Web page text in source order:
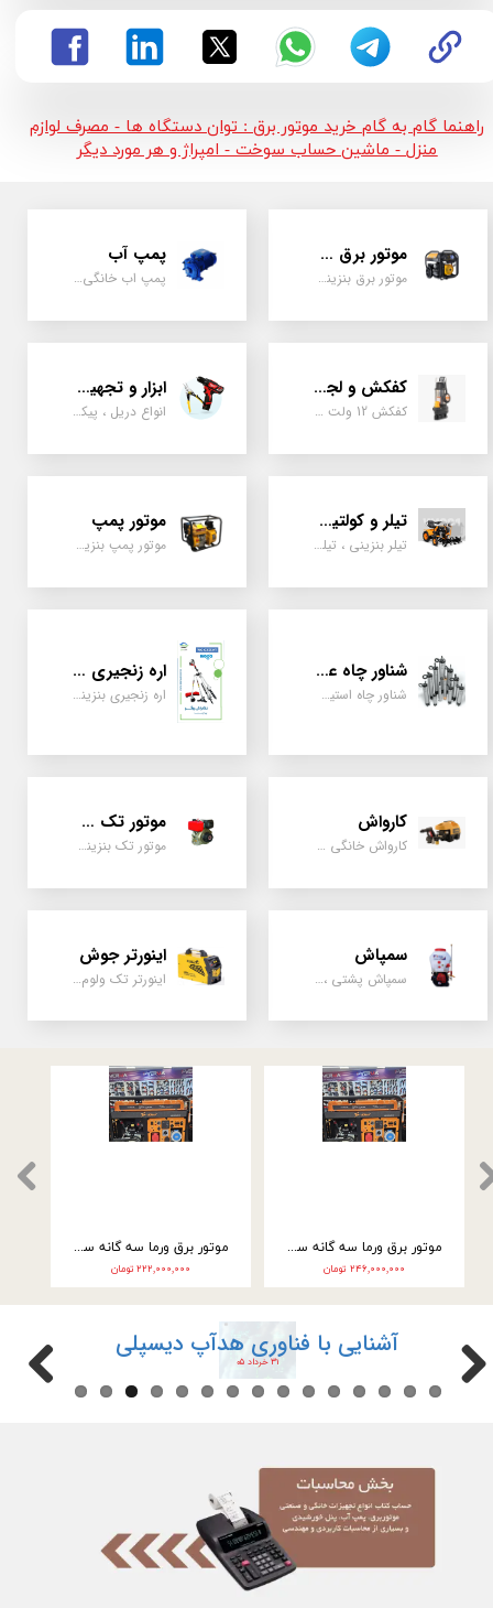
راهنما گام به گام خرید موتور برق : توان دستگاه ها - مصرف لوازم
منزل - ماشین حساب سوخت - امپراژ و هر مورد دیگر
موتور برق و ژنراتور
موتور برق بنزینی، دیزلی ، گازی ، سه گانه سوز
پمپ آب
پمپ اب خانگی، بشقابی ، جتی ، دو پروانه کشاورزی
کفکش و لجن کش
کفکش 12 ولت ، 220 ولت ، یک اینچ به بالا لجن کش کاتردار، لجن کش چدنی
ابزار و تجهیزات
انواع دریل ، پیکور، ابزارالات، سیل مکانیکی، قطعات پمپ
تیلر و کولتیواتور
تیلر بنزینی ، تیلر دیزل، تیلر چهار چرخ، تیلر مزرعه و کشاورزی
موتور پمپ
موتور پمپ بنزینی، دیزلی، نفتی ، یک اینچ به بالا
شناور چاه عمیق
شناور چاه استیل ، تک فاز و سه فاز، یک اینچ به بالا
اره زنجیری / علفتراش
اره زنجیری بنزینی ، علفتراش دو زمانه و چهار زمانه ، دوشی و پشتی
کارواش
کارواش خانگی و صنعتی و نیمه صنعتی
موتور تک سیلندر
موتور تک بنزینی ، دیزلی، کارتینگی ، تیلری
سمپاش
سمپاش پشتی ، زمبه ای ، فرغونی ، دستی ، موتوری
اینورتر جوش
اینورتر تک ولوم و دو ولوم امپر بالا
موتور برق ورما سه گانه سوز 9.5 کیلووات تک فاز VM25000E3-2F
۲۲۲,۰۰۰,۰۰۰ تومان
موتور برق ورما سه گانه سوز 9.5 کیلووات سه فاز VM25000E3
۲۴۶,۰۰۰,۰۰۰ تومان
آشنایی با فناوری هدآپ دیسپلی
۳۱ خرداد ۰۵